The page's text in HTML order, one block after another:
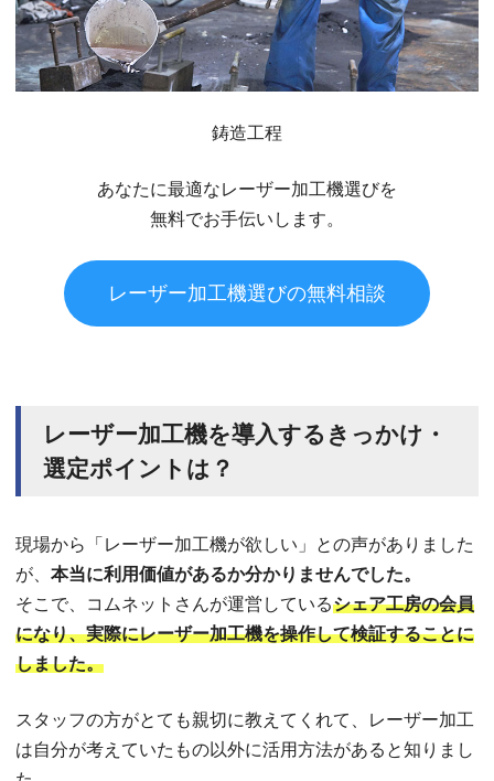
鋳造工程
あなたに最適なレーザー加工機選びを
無料でお手伝いします。
レーザー加工機選びの無料相談
レーザー加工機を導入するきっかけ・
選定ポイントは？
現場から「レーザー加工機が欲しい」との声がありました
が、 本当に利用価値があるか分かりませんでした。
そこで、コムネットさんが運営しているシェア工房の会員
になり、実際にレーザー加工機を操作して検証することに
しました。
スタッフの方がとても親切に教えてくれて、レーザー加工
は自分が考えていたもの以外に活用方法があると知りまし